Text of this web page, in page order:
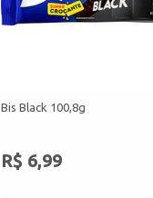
Bis Black 100,8g
R$ 6,99